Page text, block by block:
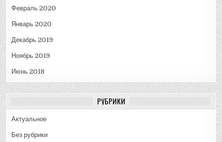
Февраль 2020
Январь 2020
Декабрь 2019
Ноябрь 2019
Июнь 2018
РУБРИКИ
Актуальное
Без рубрики